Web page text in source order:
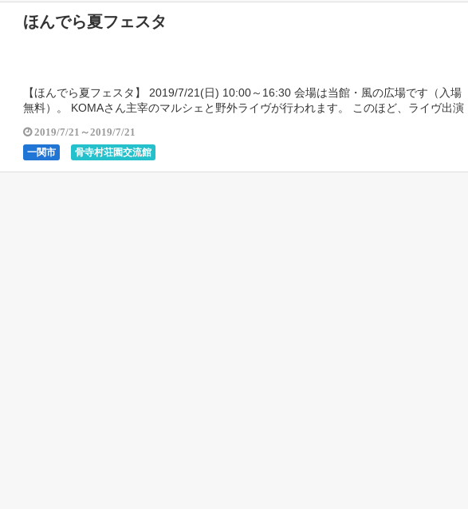
ほんでら夏フェスタ
【ほんでら夏フェスタ】 2019/7/21(日) 10:00～16:30 会場は当館・風の広場です（入場
無料）。 KOMAさん主宰のマルシェと野外ライヴが行われます。 このほど、ライヴ出演
2019/7/21～2019/7/21
一関市 骨寺村荘園交流館